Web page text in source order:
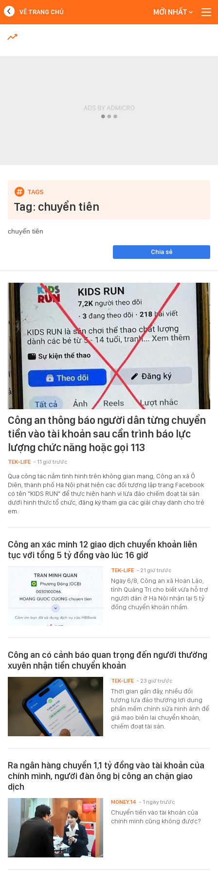
MỚI NHẤT
VỀ TRANG CHỦ MỚI NHẤT
Tag: chuyển tiên
chuyển tiên
Chia sẻ
Công an thông báo người dân từng chuyển
tiền vào tài khoản sau cần trình báo lực
lượng chức năng hoặc gọi 113
TEK-LIFE - 11 giờ trước
Qua công tác nắm tình hình trên không gian mạng, Công an xã Ô
Diên, thành phố Hà Nội phát hiện các đối tượng lập trang Facebook
có tên "KIDS RUN" để thực hiện hành vi lừa đảo chiếm đoạt tài sản
dưới hình thức tổ chức, đăng ký tham gia các giải chạy dành cho trẻ
em.
Công an xác minh 12 giao dịch chuyển khoản liên
tục với tổng 5 tỷ đồng vào lúc 16 giờ
Ngày 6/8, Công an xã Hoàn Lão,
tỉnh Quảng Trị cho biết vừa hỗ trợ
người dân ở Hà Nội nhận lại 5 tỷ
đồng chuyển khoản nhầm.
TEK-LIFE - 21 giờ trước
Công an có cảnh báo quan trọng đến người thường
xuyên nhận tiền chuyển khoản
Thời gian gần đây, nhiều đối
tượng lừa đảo thường lợi dụng
phần mềm chỉnh sửa hình ảnh để
giả mạo biên lai chuyển khoản,
chiếm đoạt tài sản.
TEK-LIFE - 23 giờ trước
Ra ngân hàng chuyển 1,1 tỷ đồng vào tài khoản của
chính mình, người đàn ông bị công an chặn giao
dịch
Chuyển tiền vào tài khoản của
chính mình cũng không được?
MONEY.14 - 1 ngày trước